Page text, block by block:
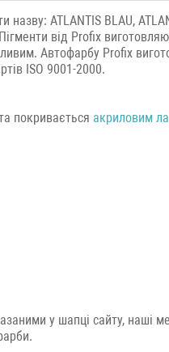
ATLANTIS BLAU,
від Profix
Автофарбу Profix
ISO 9001-2000.
покривається акриловим
у шапці сайту, наші